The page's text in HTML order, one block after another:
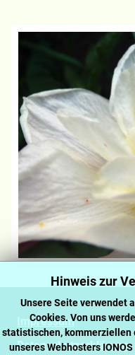
Impressum
Datenschutzerklärung
Hinweis zur
Unsere Seite verwendet
Cookies. Von uns
statistischen, kommerziellen
unseres Webhosters